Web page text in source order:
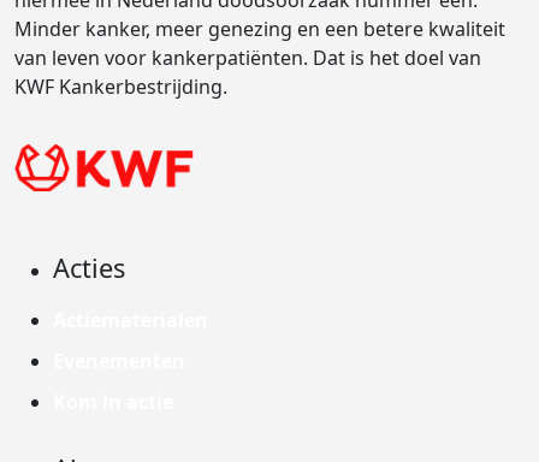
Minder kanker, meer genezing en een betere kwaliteit
van leven voor kankerpatiënten. Dat is het doel van
KWF Kankerbestrijding.
Acties